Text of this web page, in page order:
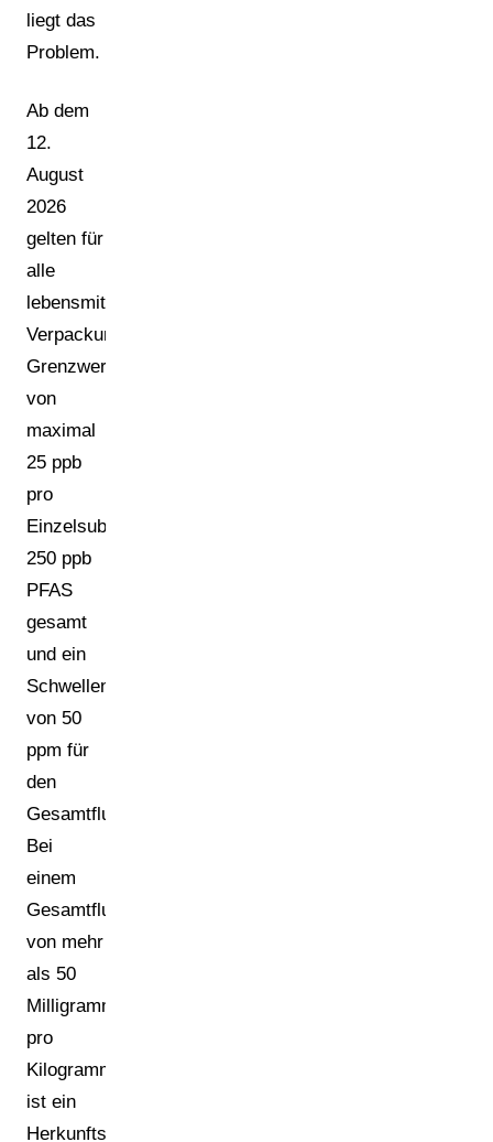
liegt das
Problem.
Ab dem
12.
August
2026
gelten für
alle
lebensmittelkontaktierenden
Verpackungen
Grenzwerte
von
maximal
25 ppb
pro
Einzelsubstanz,
250 ppb
PFAS
gesamt
und ein
Schwellenwert
von 50
ppm für
den
Gesamtfluorgehalt.
Bei
einem
Gesamtfluorgehalt
von mehr
als 50
Milligramm
pro
Kilogramm
ist ein
Herkunftsnachweis